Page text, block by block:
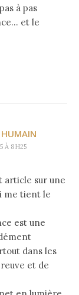
à pas
et le
HUMAIN
À 8H25
article sur une
me tient le
est une
dans les
et de